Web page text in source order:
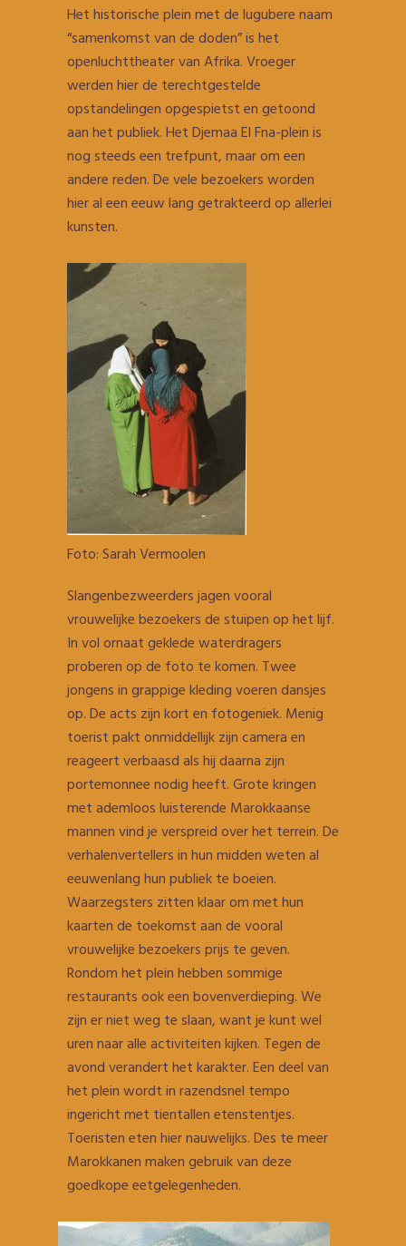
Het historische plein met de lugubere naam
“samenkomst van de doden” is het
openluchttheater van Afrika. Vroeger
werden hier de terechtgestelde
opstandelingen opgespietst en getoond
aan het publiek. Het Djemaa El Fna-plein is
nog steeds een trefpunt, maar om een
andere reden. De vele bezoekers worden
hier al een eeuw lang getrakteerd op allerlei
kunsten.
Foto: Sarah Vermoolen
Slangenbezweerders jagen vooral
vrouwelijke bezoekers de stuipen op het lijf.
In vol ornaat geklede waterdragers
proberen op de foto te komen. Twee
jongens in grappige kleding voeren dansjes
op. De acts zijn kort en fotogeniek. Menig
toerist pakt onmiddellijk zijn camera en
reageert verbaasd als hij daarna zijn
portemonnee nodig heeft. Grote kringen
met ademloos luisterende Marokkaanse
mannen vind je verspreid over het terrein. De
verhalenvertellers in hun midden weten al
eeuwenlang hun publiek te boeien.
Waarzegsters zitten klaar om met hun
kaarten de toekomst aan de vooral
vrouwelijke bezoekers prijs te geven.
Rondom het plein hebben sommige
restaurants ook een bovenverdieping. We
zijn er niet weg te slaan, want je kunt wel
uren naar alle activiteiten kijken. Tegen de
avond verandert het karakter. Een deel van
het plein wordt in razendsnel tempo
ingericht met tientallen etenstentjes.
Toeristen eten hier nauwelijks. Des te meer
Marokkanen maken gebruik van deze
goedkope eetgelegenheden.